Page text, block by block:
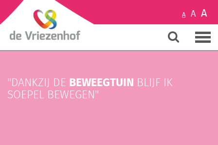
A A A
"DANKZIJ DE BEWEEGTUIN BLIJF IK
SOEPEL BEWEGEN"